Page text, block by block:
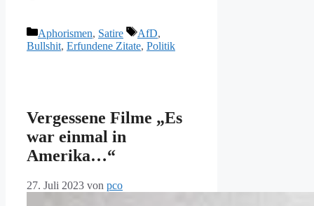
Kategorien
Aphorismen, Satire Schlagwörter
AfD,
Bullshit, Erfundene Zitate, Politik
Vergessene Filme „Es
war einmal in
Amerika…“
27. Juli 2023 von pco